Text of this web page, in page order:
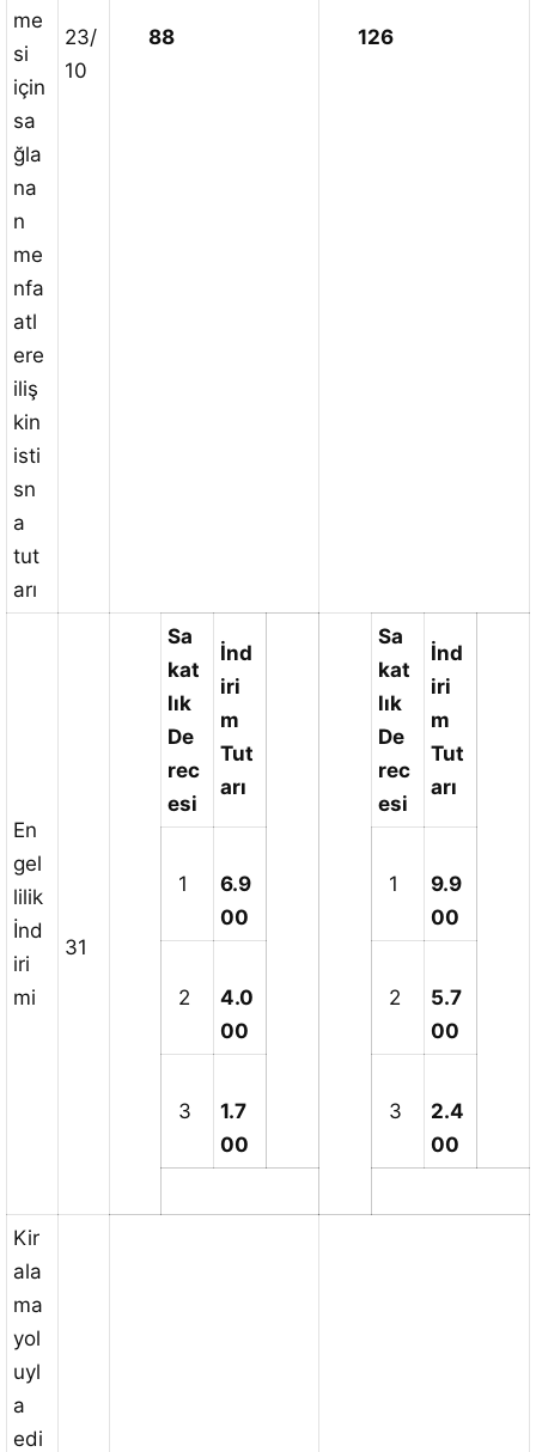
me
si
için
sa
ğla
na
n
me
nfa
atl
ere
iliş
kin
isti
sn
a
tut
arı
23/
10
88 126
En
gel
lilik
İnd
iri
mi
31
Sa
kat
lık
De
rec
esi
İnd
iri
m
Tut
arı
Sa
kat
lık
De
rec
esi
İnd
iri
m
Tut
arı
1
6.9
00
1
9.9
00
2
4.0
00
2
5.7
00
3
1.7
00
3
2.4
00
Kir
ala
ma
yol
uyl
a
edi